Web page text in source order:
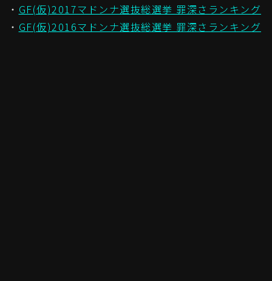
・ GF(仮)2017マドンナ選抜総選挙 罪深さランキング
・ GF(仮)2016マドンナ選抜総選挙 罪深さランキング